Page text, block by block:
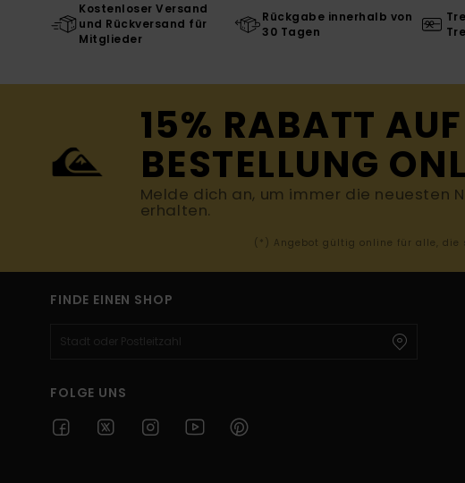
Kostenloser Versand
und Rückversand für
Mitglieder
Rückgabe innerhalb von
30 Tagen
15% RABATT
BESTELLUNG
Melde dich an, um immer die neuesten
erhalten.
(*) Angebot gültig online für alle, die
FINDE EINEN SHOP
FOLGE UNS